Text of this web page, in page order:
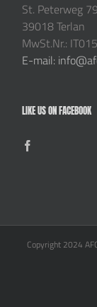
St. Peterweg 79
39018 Terlan
MwSt.Nr.:
E-mail:
LIKE US ON FACEBOOK
Copyright 2024